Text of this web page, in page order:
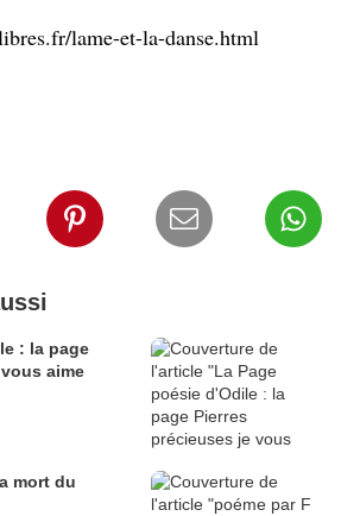
lame-et-la-danse.html
: la page
aime
mort du